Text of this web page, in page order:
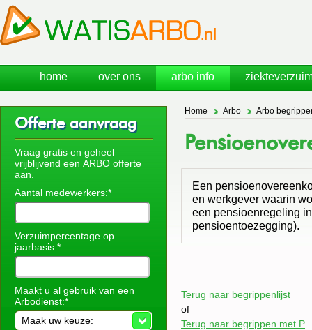
Home Arbo Arbo
Een
en werkgever waarin
een pensioenregeling
pensioentoezegging).
Terug naar begrippenlijst
of
Terug naar begrippen met P
Offerte aanvraag
Vraag gratis en geheel
vrijblijvend een ARBO offerte
aan.
Aantal medewerkers:*
Verzuimpercentage op
jaarbasis:*
Maakt u al gebruik van een
Arbodienst:*
Maak uw keuze:
home over ons arbo info